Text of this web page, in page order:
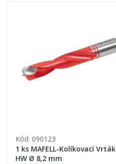
Kód: 090123
1 ks MAFELL-Kolíkovací Vrták
HW Ø 8,2 mm